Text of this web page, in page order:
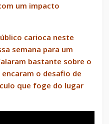
um impacto
carioca neste
semana para um
bastante sobre o
o desafio de
que foge do lugar